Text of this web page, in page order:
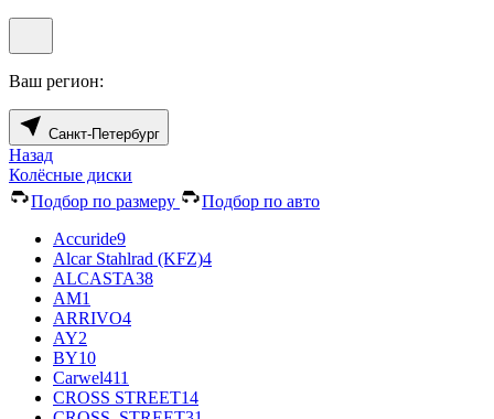
Ваш регион:
Санкт-Петербург
Назад
Колёсные диски
Подбор по размеру
Подбор по авто
Accuride9
Alcar Stahlrad (KFZ)4
ALCASTA38
AM1
ARRIVO4
AY2
BY10
Carwel411
CROSS STREET14